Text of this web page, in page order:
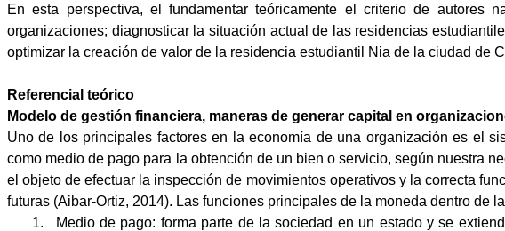
En esta perspectiva, el fundamentar teóricamente el criterio de
organizaciones; diagnosticar la situación actual de las residencias
optimizar la creación de valor de la residencia estudiantil Nia de la ciudad de
Referencial teórico
Modelo de gestión financiera, maneras de generar capital en
Uno de los principales factores en la economía de una organización es el
como medio de pago para la obtención de un bien o servicio, según nuestra
el objeto de efectuar la inspección de movimientos operativos y la correcta
futuras (Aibar-Ortiz, 2014). Las funciones principales de la moneda dentro de
1.
Medio de pago: forma parte de la sociedad en un estado y se